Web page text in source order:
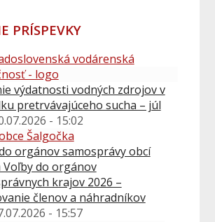
PRÍSPEVKY
výdatnosti vodných zdrojov v
pretrvávajúceho sucha – júl
- 15:02
orgánov samosprávy obcí
Voľby do orgánov
krajov 2026 –
členov a náhradníkov
- 15:57